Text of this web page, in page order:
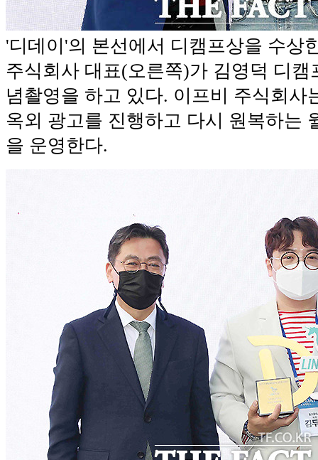
'디데이'의 본선에서 디캠프상을 수상
주식회사 대표(오른쪽)가 김영덕 디캠
념촬영을 하고 있다. 이프비 주식회사
옥외 광고를 진행하고 다시 원복하는
을 운영한다.